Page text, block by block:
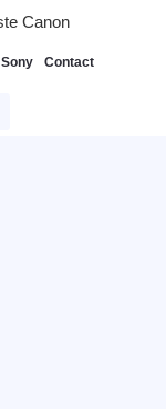
Canon
Contact